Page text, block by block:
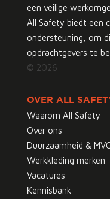
een veilige
All Safety biedt een
ondersteuning, om
opdrachtgevers te
© 2026
OVER ALL
Waarom All Safety
Over ons
Duurzaamheid &
Werkkleding merken
Vacatures
Kennisbank